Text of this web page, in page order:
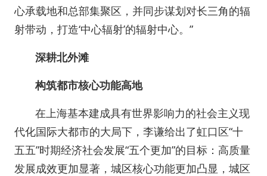
心承载地和总部集聚区，并同步谋划对长三角的辐
射带动，打造‘中心辐射’的辐射中心。”
深耕北外滩
构筑都市核心功能高地
在上海基本建成具有世界影响力的社会主义现
代化国际大都市的大局下，李谦给出了虹口区“十
五五”时期经济社会发展“五个更加”的目标：高质量
发展成效更加显著，城区核心功能更加凸显，城区